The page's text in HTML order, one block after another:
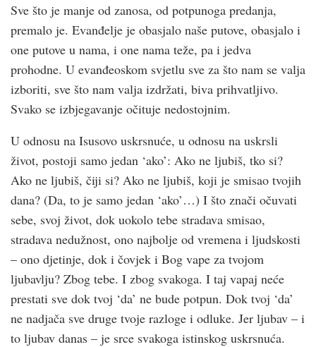
Sve što je manje od zanosa, od potpunoga predanja,
premalo je. Evanđelje je obasjalo naše putove, obasjalo i
one putove u nama, i one nama teže, pa i jedva
prohodne. U evanđeoskom svjetlu sve za što nam se valja
izboriti, sve što nam valja izdržati, biva prihvatljivo.
Svako se izbjegavanje očituje nedostojnim.
U odnosu na Isusovo uskrsnuće, u odnosu na uskrsli
život, postoji samo jedan ‘ako’: Ako ne ljubiš, tko si?
Ako ne ljubiš, čiji si? Ako ne ljubiš, koji je smisao tvojih
dana? (Da, to je samo jedan ‘ako’…) I što znači očuvati
sebe, svoj život, dok uokolo tebe stradava smisao,
stradava nedužnost, ono najbolje od vremena i ljudskosti
– ono djetinje, dok i čovjek i Bog vape za tvojom
ljubavlju? Zbog tebe. I zbog svakoga. I taj vapaj neće
prestati sve dok tvoj ‘da’ ne bude potpun. Dok tvoj ‘da’
ne nadjača sve druge tvoje razloge i odluke. Jer ljubav – i
to ljubav danas – je srce svakoga istinskog uskrsnuća.